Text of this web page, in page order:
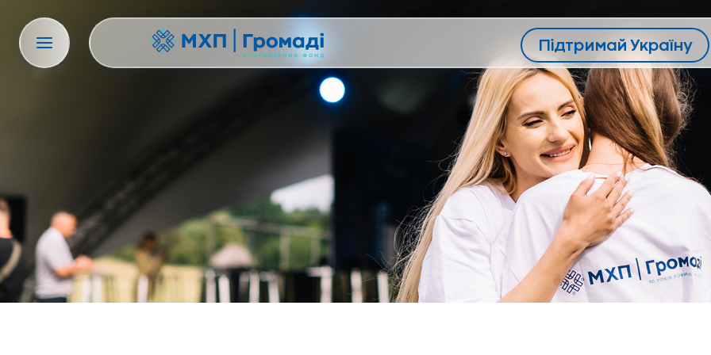
Підтримай Україну